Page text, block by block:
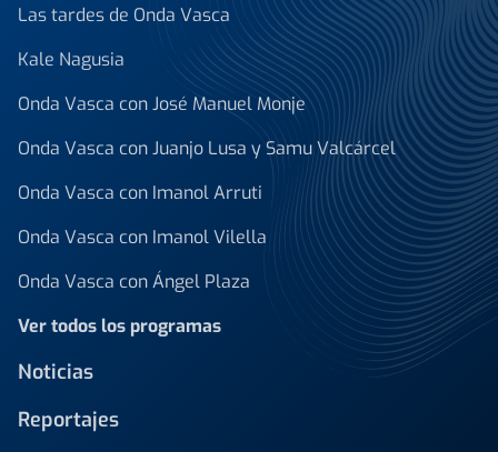
Las tardes de Onda Vasca
Kale Nagusia
Onda Vasca con José Manuel Monje
Onda Vasca con Juanjo Lusa y Samu Valcárcel
Onda Vasca con Imanol Arruti
Onda Vasca con Imanol Vilella
Onda Vasca con Ángel Plaza
Ver todos los programas
Noticias
Reportajes